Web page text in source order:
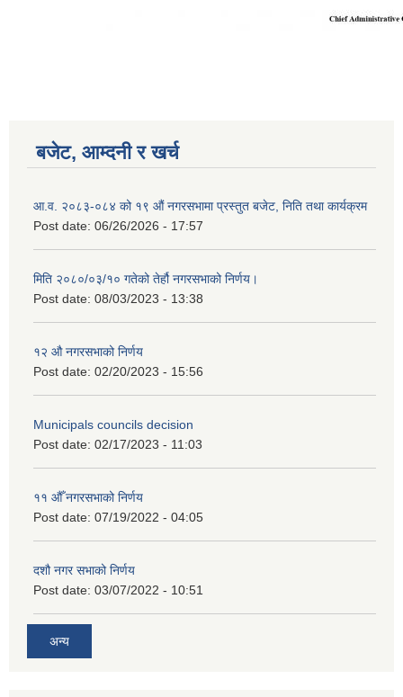
बजेट, आम्दनी र खर्च
आ.व. २०८३-०८४ को १९ औं नगरसभामा प्रस्तुत बजेट, निति तथा कार्यक्रम
Post date: 06/26/2026 - 17:57
मिति २०८०/०३/१० गतेको तेर्हौ नगरसभाको निर्णय।
Post date: 08/03/2023 - 13:38
१२ औ नगरसभाको निर्णय
Post date: 02/20/2023 - 15:56
Municipals councils decision
Post date: 02/17/2023 - 11:03
११ ‌औँ नगरसभाको निर्णय
Post date: 07/19/2022 - 04:05
दशौ नगर सभाको निर्णय
Post date: 03/07/2022 - 10:51
अन्य